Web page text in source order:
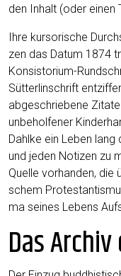
den Inhalt (oder einen
Ihre kur­so­ri­sche
zen das Datum 1874
Kon­sis­to­ri­um-
Süt­ter­lin­schrift
abge­schrie­be­ne
unbe­hol­fe­ner
Dah­l­ke ein Leben
und jeden Noti­zen zu
Quel­le vor­han­den,
schem
ma sei­nes Lebens
Das